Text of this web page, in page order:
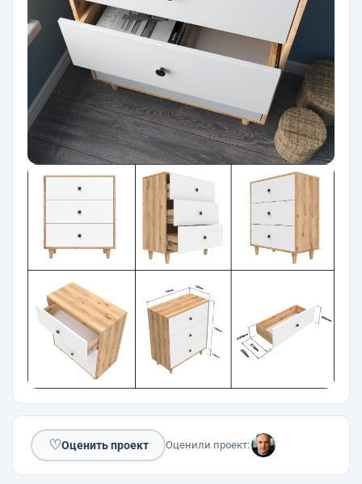
♡Оценить проект Оценили проект: